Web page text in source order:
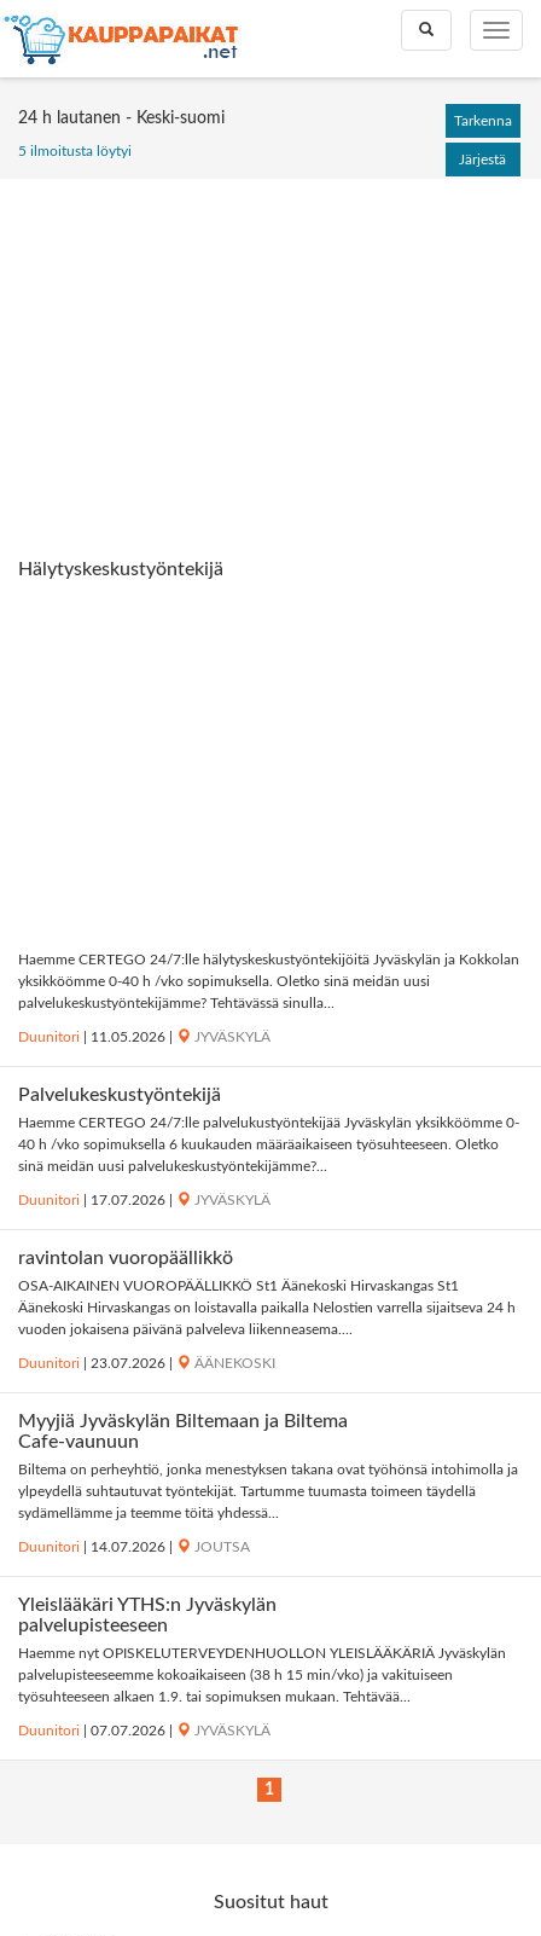
Toggle
Toggle
search
24 h lautanen - Keski-suomi
5 ilmoitusta löytyi
Tarkenna
Järjestä
Hälytyskeskustyöntekijä
Haemme CERTEGO 24/7:lle hälytyskeskustyöntekijöitä Jyväskylän ja Kokkolan
yksikköömme 0-40 h /vko sopimuksella. Oletko sinä meidän uusi
palvelukeskustyöntekijämme? Tehtävässä sinulla...
Duunitori 11.05.2026 JYVÄSKYLÄ
Palvelukeskustyöntekijä
Haemme CERTEGO 24/7:lle palvelukustyöntekijää Jyväskylän yksikköömme 0-
40 h /vko sopimuksella 6 kuukauden määräaikaiseen työsuhteeseen. Oletko
sinä meidän uusi palvelukeskustyöntekijämme?...
Duunitori 17.07.2026 JYVÄSKYLÄ
ravintolan vuoropäällikkö
OSA-AIKAINEN VUOROPÄÄLLIKKÖ St1 Äänekoski Hirvaskangas St1
Äänekoski Hirvaskangas on loistavalla paikalla Nelostien varrella sijaitseva 24 h
vuoden jokaisena päivänä palveleva liikenneasema....
Duunitori 23.07.2026 ÄÄNEKOSKI
Myyjiä Jyväskylän Biltemaan ja Biltema
Cafe-vaunuun
Biltema on perheyhtiö, jonka menestyksen takana ovat työhönsä intohimolla ja
ylpeydellä suhtautuvat työntekijät. Tartumme tuumasta toimeen täydellä
sydämellämme ja teemme töitä yhdessä...
Duunitori 14.07.2026 JOUTSA
Yleislääkäri YTHS:n Jyväskylän
palvelupisteeseen
Haemme nyt OPISKELUTERVEYDENHUOLLON YLEISLÄÄKÄRIÄ Jyväskylän
palvelupisteeseemme kokoaikaiseen (38 h 15 min/vko) ja vakituiseen
työsuhteeseen alkaen 1.9. tai sopimuksen mukaan. Tehtävää...
Duunitori 07.07.2026 JYVÄSKYLÄ
1
Suositut haut